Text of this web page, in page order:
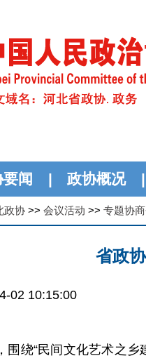
闻 | 政协概况 |
政协 >> 会议活动 >> 专题协
省政
02 10:15:00
“民间文化艺术之乡